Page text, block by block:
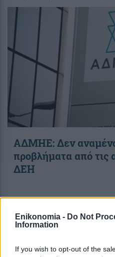
Enikonomia - Do Not
Information
If you wish to opt-out of the
ΑΔΜΗΕ: Δεν
προβλήματα από τις
ΔΕΗ